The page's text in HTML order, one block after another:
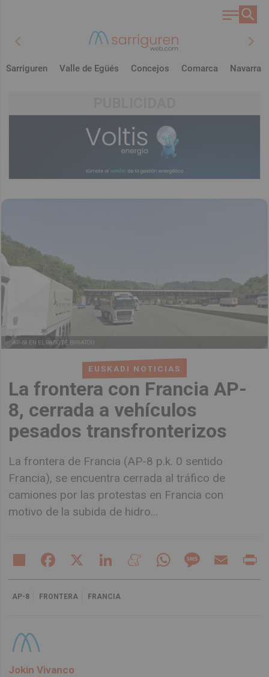
chevron_left chevron_right
Sarriguren Valle de Egüés Concejos Comarca Navarra
EUSKADI NOTICIAS
La frontera con Francia AP-
8, cerrada a vehículos
pesados transfronterizos
La frontera de Francia (AP-8 p.k. 0 sentido
Francia), se encuentra cerrada al tráfico de
camiones por las protestas en Francia con
motivo de la subida de hidro...
AP-68 EN EL PASO DE BIRIATOU
Share Facebook LinkedIn MeneameWhatsAppMessageEmail
AP-8 FRONTERA FRANCIA
Jokin Vivanco